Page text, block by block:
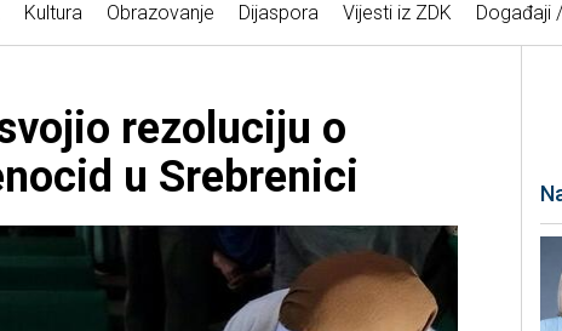
Kultura Obrazovanje Dijaspora Vijesti iz ZDK Događaji
rezoluciju o
u Srebrenici